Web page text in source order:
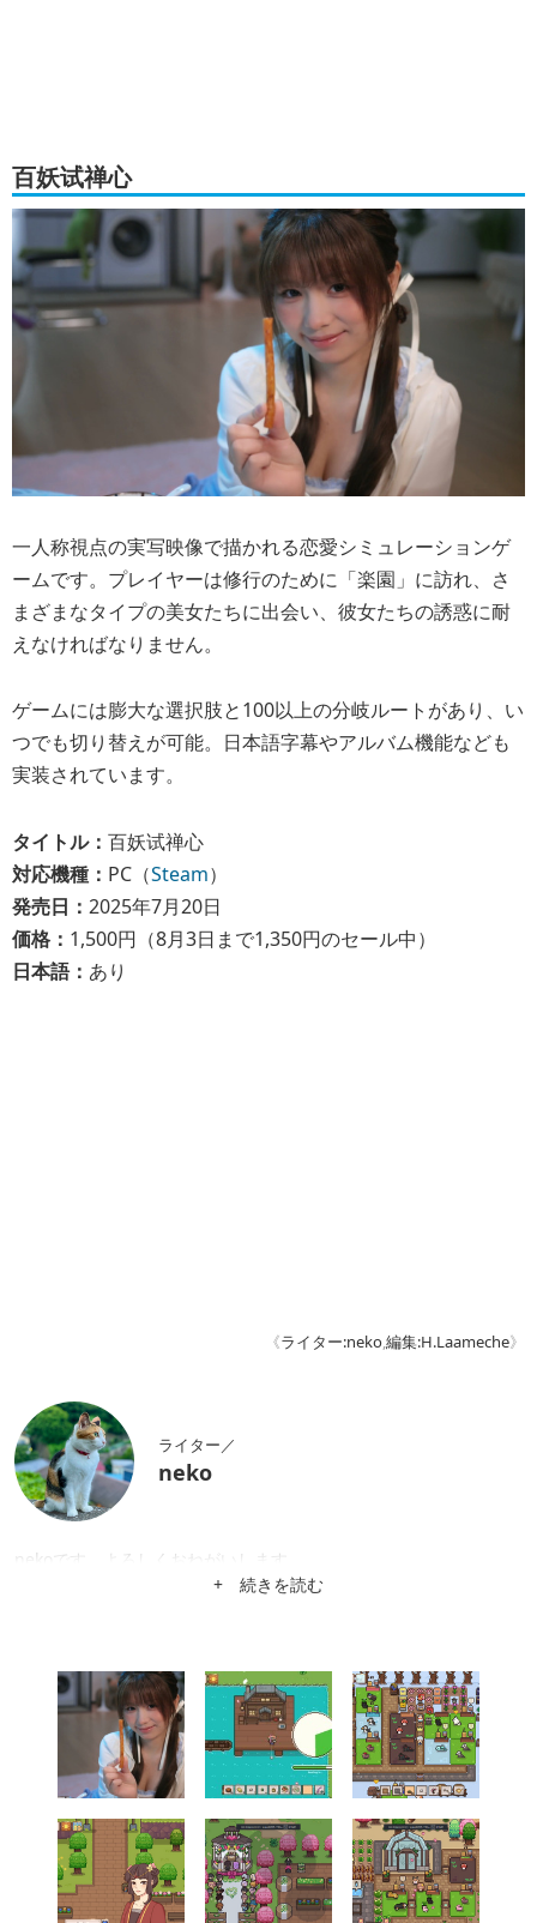
百妖试禅心
一人称視点の実写映像で描かれる恋愛シミュレーションゲ
ームです。プレイヤーは修行のために「楽園」に訪れ、さ
まざまなタイプの美女たちに出会い、彼女たちの誘惑に耐
えなければなりません。
ゲームには膨大な選択肢と100以上の分岐ルートがあり、い
つでも切り替えが可能。日本語字幕やアルバム機能なども
実装されています。
タイトル： 百妖试禅心
対応機種： PC（Steam）
発売日： 2025年7月20日
価格： 1,500円（8月3日まで1,350円のセール中）
日本語： あり
《ライター:neko,編集:H.Laameche》
ライター／
neko
nekoです。よろしくおねがいします。
+ 続きを読む